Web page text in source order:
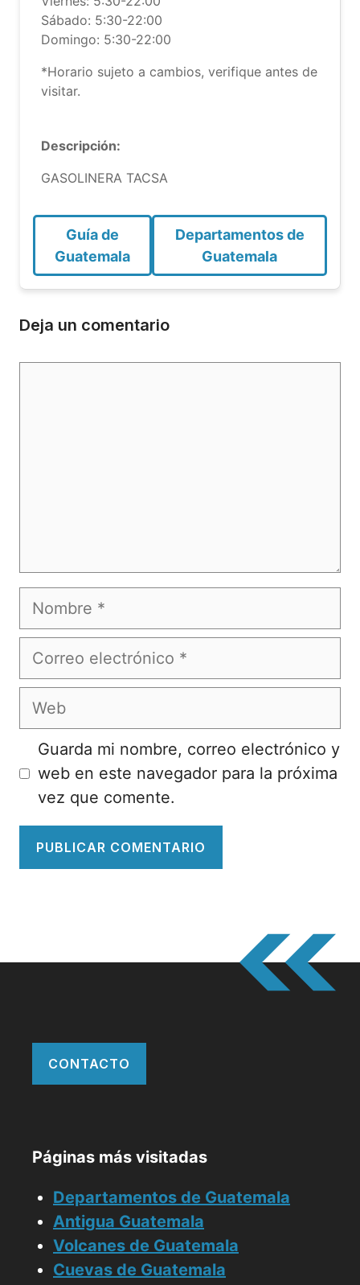
Sábado: 5:30-22:00
Domingo: 5:30-22:00
*Horario sujeto a cambios, verifique antes de
visitar.
Descripción:
GASOLINERA TACSA
Guía de
Guatemala
Departamentos de
Guatemala
Deja un comentario
Nombre
Correo
Web
Guarda mi nombre, correo electrónico y
web en este navegador para la próxima
vez que comente.
CONTACTO
Páginas más visitadas
Departamentos de Guatemala
Antigua Guatemala
Volcanes de Guatemala
Cuevas de Guatemala